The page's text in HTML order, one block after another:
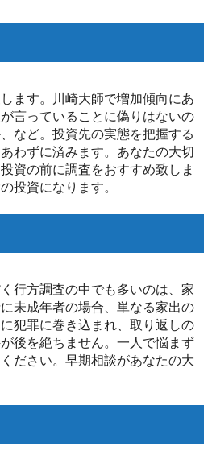
ます。川崎大師で増加傾向にあ
言っていることに偽りはないの
など。投資先の実態を把握する
わずに済みます。あなたの大切
資の前に調査をおすすめ致しま
投資になります。
行方調査の中でも多いのは、家
未成年者の場合、単なる家出の
犯罪に巻き込まれ、取り返しの
後を絶ちません。一人で悩まず
ださい。早期相談があなたの大